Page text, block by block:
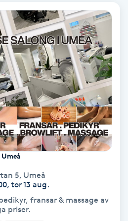
5, Umeå
tor 13 aug.
fransar & massage av
priser.